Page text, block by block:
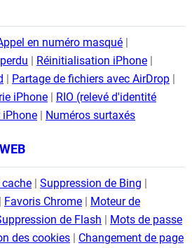
en numéro masqué
Réinitialisation iPhone
Partage de fichiers avec AirDrop
iPhone
RIO (relevé d'identité
iPhone Numéros surtaxés
Suppression de Bing
Favoris Chrome
Moteur de
de Flash
Mots de passe
des cookies
Changement de page